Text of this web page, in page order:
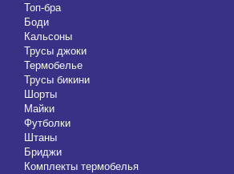
Топ-бра
Боди
Кальсоны
Трусы джоки
Термобелье
Трусы бикини
Шорты
Майки
Футболки
Штаны
Бриджи
Комплекты термобелья